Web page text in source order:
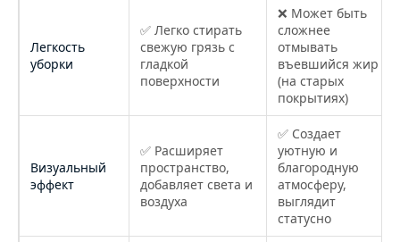
Легкость
уборки
✅ Легко стирать
свежую грязь с
гладкой
поверхности
❌ Может быть
сложнее
отмывать
въевшийся жир
(на старых
покрытиях)
Визуальный
эффект
✅ Расширяет
пространство,
добавляет света и
воздуха
✅ Создает
уютную и
благородную
атмосферу,
выглядит
статусно